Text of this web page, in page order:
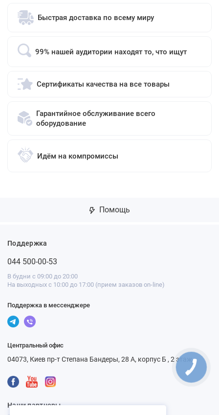
Быстрая доставка по всему миру
99% нашей аудитории находят то, что ищут
Сертификаты качества на все товары
Гарантийное обслуживание всего
оборудование
Идём на компромиссы
Помощь
Поддержка
044 500-00-53
В будни с 09:00 до 20:00
На выходных с 10:00 до 17:00 (прием заказов on-line)
Поддержка в мессенджере
Центральный офис
04073, Киев пр-т Степана Бандеры, 28 А, корпус Б , 2 этаж
Наши партнеры